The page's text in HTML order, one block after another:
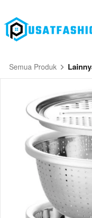
Semua Produk